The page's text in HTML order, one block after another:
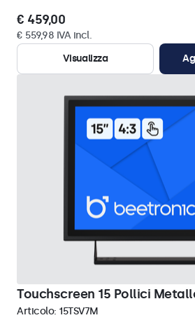
€ 459,00
€ 559,98 IVA incl.
Visualizza
Touchscreen 15 Pollici
Articolo: 15TSV7M